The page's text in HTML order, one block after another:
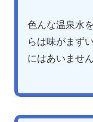
色んな温泉水
らは味がまず
にはあいません